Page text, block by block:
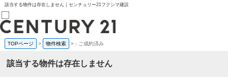
該当する物件は存在しません｜センチュリー21フクシマ建設
売買部
0120-800-844
賃貸部
TOPページ > 物件検索 >- ご成約済み
該当する物件は存在しません